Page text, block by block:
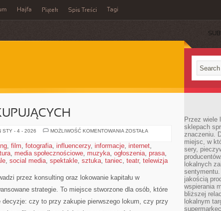
Hajfa Piątek Spis Treści Tagi
STY - 4 - 2026 MOŻLIWOŚĆ KOMENTOWANIA PORADNIKI
ZOSTAŁA
, film, fotografia, influencerzy, informacje, internet,
, media społecznościowe, muzyka, ogłoszenia, prasa,
, social media, spektakle, sztuka, taniec, teatr, telewizja
przez konsulting oraz lokowanie kapitału w
strategie. To miejsce stworzone dla osób, które
decyzje: czy to przy zakupie pierwszego lokum, czy przy
Przez wiele
sklepach
znaczeniu.
miejsc, w
sery,
lokalnych
jakością
wspierania
bliższej
lokalnym